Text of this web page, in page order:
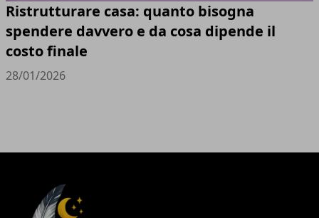
Ristrutturare casa: quanto bisogna
spendere davvero e da cosa dipende il
costo finale
28/01/2026